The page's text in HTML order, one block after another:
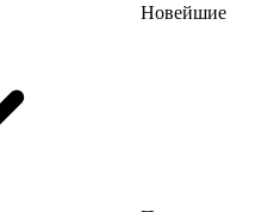
Новейшие